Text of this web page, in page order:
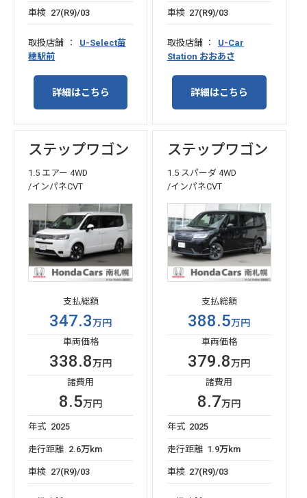
車検 27(R9)/03
取扱店舗
U-Select苗
穂駅前
詳細はこちら
車検 27(R9)/03
取扱店舗
U-Car
Station おおあさ
詳細はこちら
ステップワゴン
1.5 エアー 4WD
/インパネCVT
支払総額
347.3万円
車両価格
338.8万円
諸費用
8.5万円
年式 2025
走行距離 2.6万km
車検 27(R9)/03
ステップワゴン
1.5 スパーダ 4WD
/インパネCVT
支払総額
388.5万円
車両価格
379.8万円
諸費用
8.7万円
年式 2025
走行距離 1.9万km
車検 27(R9)/03